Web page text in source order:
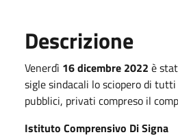
Descrizione
Venerdì 16 dicembre 2022 è
sigle sindacali lo sciopero di
pubblici, privati compreso il
Istituto Comprensivo Di Signa